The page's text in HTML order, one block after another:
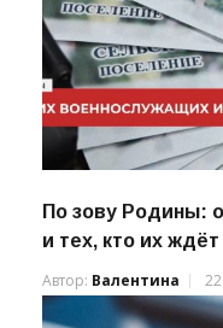
По зову Родины:
и тех, кто их
Автор: Валентина